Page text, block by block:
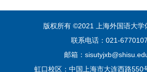
版权所有 ©2021 上海外国语大学
联系电话：021-
邮箱：
虹口校区：中国上海市大连西路550